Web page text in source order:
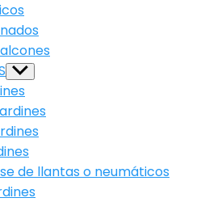
Show
sub
menu
de llantas o neumáticos